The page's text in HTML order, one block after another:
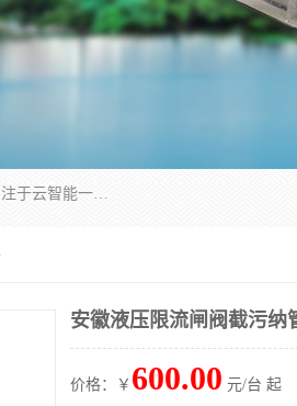
青岛铭源环保科技有限公司是一家专注于环保与智慧水务领域的先进科技企业，公司专注于云智能一体化HMPP预制泵站、智能截流井设备、调蓄池雨洪管理设备、水务循环利用、云智慧水务开发及新型环保技术研发等领域。
安徽液压限流闸阀截污纳
价格：￥ 600.00 元/台 起